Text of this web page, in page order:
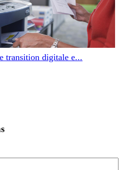
transition digitale e...